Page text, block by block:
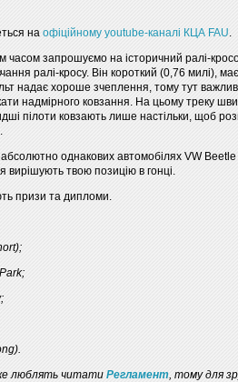
на офіційному youtube-каналі КЦА FAU.
часом запрошуємо на історичний ралі-
ралі-кросу. Він короткий (0,76 милі),
надає хороше зчеплення, тому тут
надмірного ковзання. На цьому треку
пілоти ковзають лише настільки, щоб
однакових автомобілях VW
вирішують твою позицію в гонці.
призи та дипломи.
люблять читати Регламент, тому для